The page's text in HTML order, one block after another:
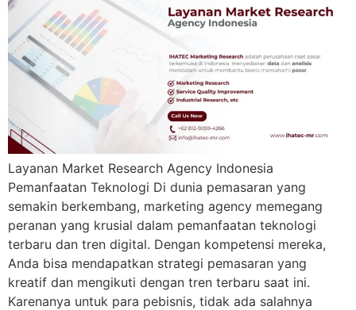
Layanan Market Research Agency Indonesia
Pemanfaatan Teknologi Di dunia pemasaran yang
semakin berkembang, marketing agency memegang
peranan yang krusial dalam pemanfaatan teknologi
terbaru dan tren digital. Dengan kompetensi mereka,
Anda bisa mendapatkan strategi pemasaran yang
kreatif dan mengikuti dengan tren terbaru saat ini.
Karenanya untuk para pebisnis, tidak ada salahnya